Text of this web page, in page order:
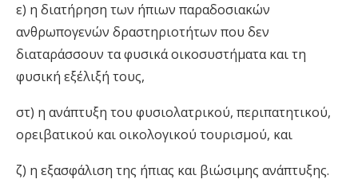
ε) η διατήρηση των ήπιων παραδοσιακών
ανθρωπογενών δραστηριοτήτων που δεν
διαταράσσουν τα φυσικά οικοσυστήματα και τη
φυσική εξέλιξή τους,
στ) η ανάπτυξη του φυσιολατρικού, περιπατητικού,
ορειβατικού και οικολογικού τουρισμού, και
ζ) η εξασφάλιση της ήπιας και βιώσιμης ανάπτυξης.